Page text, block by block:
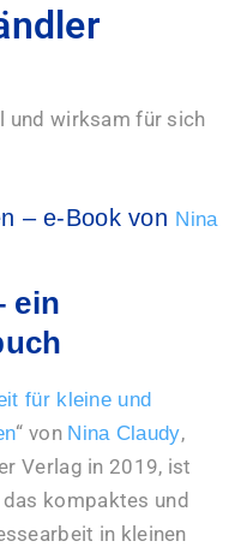
und wirksam für sich
– e-Book von Nina
ein
für kleine und
“ von Nina Claudy,
Verlag in 2019, ist
kompaktes und
in kleinen